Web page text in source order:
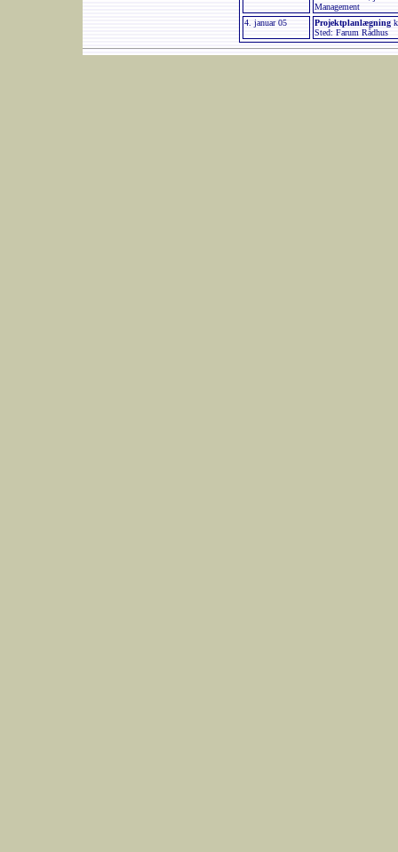
Management
4. januar 05
Projektplanlægning
Sted: Farum Rådhus